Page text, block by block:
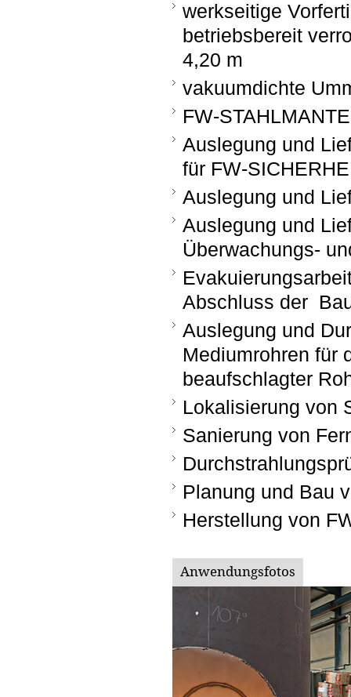
werkseitige
betriebsbereit
4,20 m
vakuumdichte
FW-
Auslegung und
für FW-
Auslegung und
Auslegung und
Überwachungs-
Abschluss der
Auslegung und
Mediumrohren für
beaufschlagter
Lokalisierung von
Sanierung von
Planung und Bau
Herstellung von
Anwendungsfotos